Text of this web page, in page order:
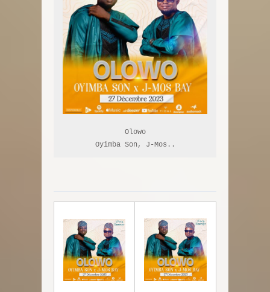
Olowo
Oyimba Son, J-Mos..